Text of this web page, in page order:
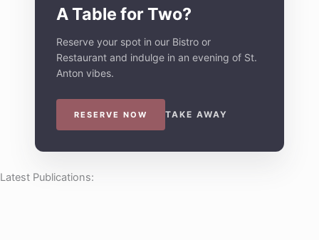
A Table for Two?
Reserve your spot in our Bistro or
Restaurant and indulge in an evening of St.
Anton vibes.
RESERVE NOW TAKE AWAY
Latest Publications: